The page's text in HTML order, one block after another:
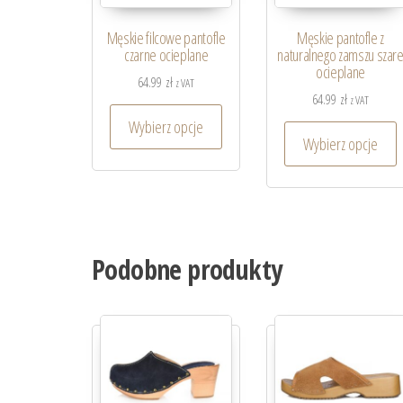
Męskie filcowe pantofle
czarne ocieplane
64.99 zł z VAT
Wybierz opcje
Męskie pantofle z
naturalnego zamszu szare
ocieplane
64.99 zł z VAT
Wybierz opcje
Podobne produkty